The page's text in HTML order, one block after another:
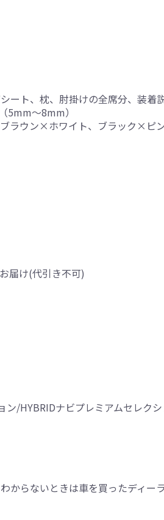
ト、枕、肘掛けの全席分、装着
5mm～8mm）
ラウン×ホワイト、ブラック×ピ
届け(代引き不可)
ン/HYBRIDナビプレミアムセレク
らないときは車を買ったディー